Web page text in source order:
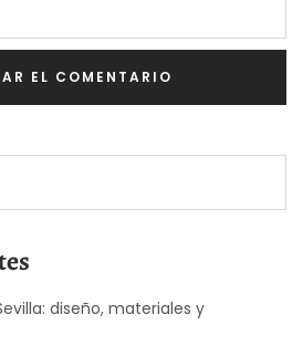
diseño, materiales y